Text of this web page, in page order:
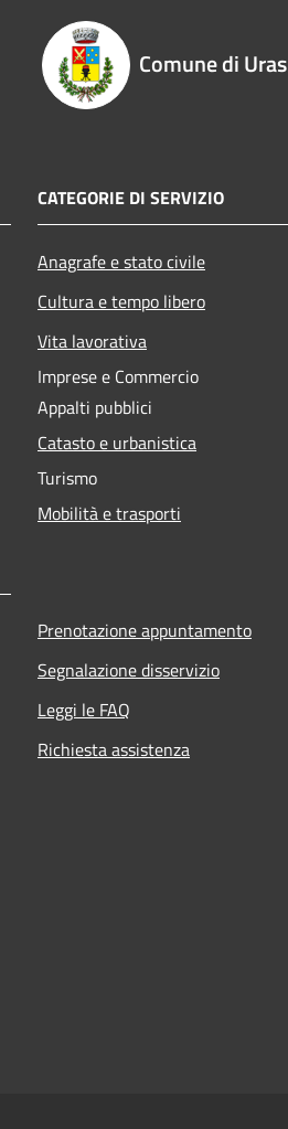
Comune di Uras
CATEGORIE DI SERVIZIO
Anagrafe e stato civile
Cultura e tempo libero
Vita lavorativa
Imprese e Commercio
Appalti pubblici
Catasto e urbanistica
Turismo
Mobilità e trasporti
Prenotazione appuntamento
Segnalazione disservizio
Leggi le FAQ
Richiesta assistenza